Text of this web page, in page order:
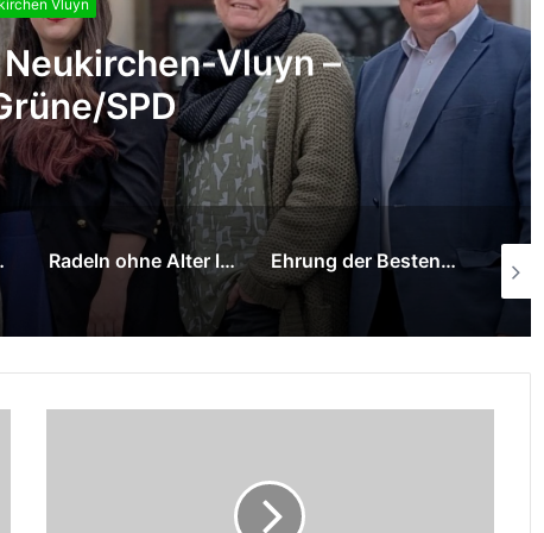
Vluyn
Auftakt
Ausfahrt ein Ehrung der Besten der Neukirchen-Vluyner Radfahrprüfung STADTRADELN 2026 in Neukirchen-Vluyn startet – Rat der Stadt übernimmt Rolle der „Stadtradeln-Stars“